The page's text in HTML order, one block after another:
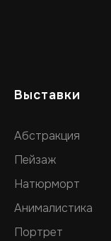
Выставки
Абстракция
Пейзаж
Натюрморт
Анималистика
Портрет